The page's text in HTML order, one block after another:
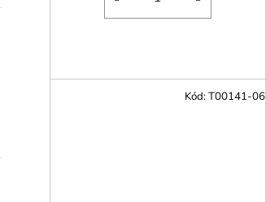
Kód:T00141-06